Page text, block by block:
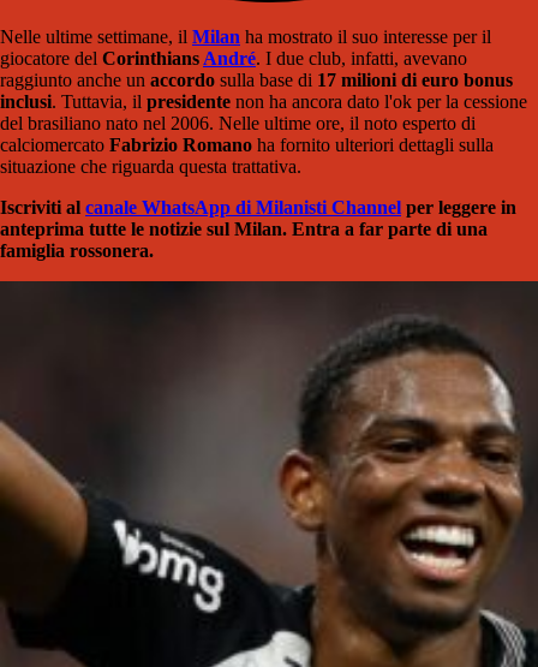
Nelle ultime settimane, il Milan ha mostrato il suo interesse per il
giocatore del CorinthiansAndré. I due club, infatti, avevano
raggiunto anche un accordo sulla base di 17 milioni di euro bonus
inclusi. Tuttavia, il presidente non ha ancora dato l'ok per la cessione
del brasiliano nato nel 2006. Nelle ultime ore, il noto esperto di
calciomercato Fabrizio Romano ha fornito ulteriori dettagli sulla
situazione che riguarda questa trattativa.
Iscriviti al canale WhatsApp di Milanisti Channel per leggere in
anteprima tutte le notizie sul Milan. Entra a far parte di una
famiglia rossonera.